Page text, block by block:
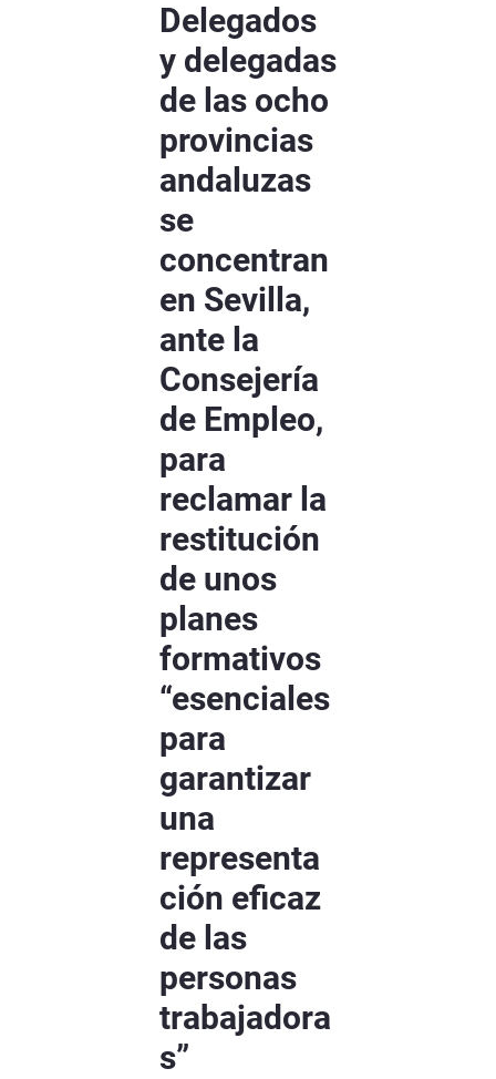
Delegados
y delegadas
de las ocho
provincias
andaluzas
se
concentran
en Sevilla,
ante la
Consejería
de Empleo,
para
reclamar la
restitución
de unos
planes
formativos
“esenciales
para
garantizar
una
representa
ción eficaz
de las
personas
trabajadora
s”